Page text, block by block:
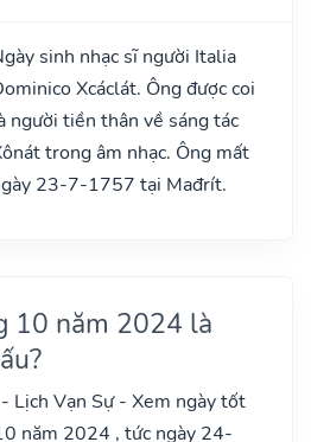
sinh nhạc sĩ người Italia
Xcáclát. Ông được coi
người tiền thân về sáng tác
trong âm nhạc. Ông mất
23-7-1757 tại Mađrít.
10 năm 2024 là
Lịch Vạn Sự - Xem ngày tốt
năm 2024 , tức ngày 24-